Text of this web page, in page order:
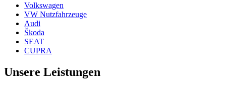
Volkswagen
VW Nutzfahrzeuge
Audi
Škoda
SEAT
CUPRA
Unsere Leistungen